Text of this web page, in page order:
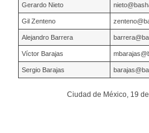
Gerardo Nieto
Gil Zenteno
Alejandro Barrera
Víctor Barajas
Sergio Barajas
Ciudad de México, 19